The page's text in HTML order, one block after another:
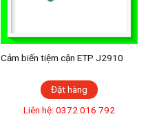
Cảm biến tiệm cận ETP J2910
Đặt hàng
Liên hệ: 0372 016 792